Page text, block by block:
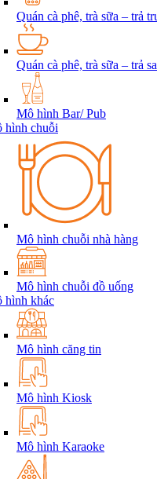
Quán cà phê, trà sữa – trả
Quán cà phê, trà sữa – trả
Mô hình Bar/ Pub
hình chuỗi
Mô hình chuỗi nhà hàng
Mô hình chuỗi đồ uống
hình khác
Mô hình căng tin
Mô hình Kiosk
Mô hình Karaoke